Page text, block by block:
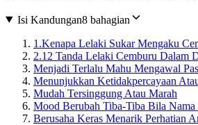
Isi Kandungan8 bahagian
1.Kenapa Lelaki Sukar Mengaku
2.12 Tanda Lelaki Cemburu Dalam
Menjadi Terlalu Mahu Mengawal
Menunjukkan Ketidakpercayaan
Mudah Tersinggung Atau Marah
Mood Berubah Tiba-Tiba Bila
Berusaha Keras Menarik Perhatian